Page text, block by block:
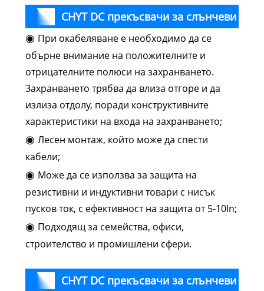
CHYT DC прекъсвачи за слънчеви
панели Функция
◉ При окабеляване е необходимо да се
обърне внимание на положителните и
отрицателните полюси на захранването.
Захранването трябва да влиза отгоре и да
излиза отдолу, поради конструктивните
характеристики на входа на захранването;
◉ Лесен монтаж, който може да спести
кабели;
◉ Може да се използва за защита на
резистивни и индуктивни товари с нисък
пусков ток, с ефективност на защита от 5-10In;
◉ Подходящ за семейства, офиси,
строителство и промишлени сфери.
CHYT DC прекъсвачи за слънчеви